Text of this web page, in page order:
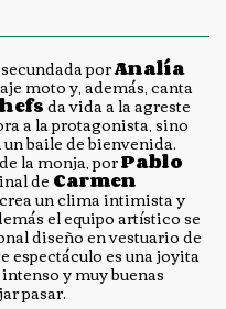
porAnalía
moto y, además, canta
da vida a la agreste
a la protagonista, sino
baile de bienvenida.
la monja, porPablo
deCarmen
un clima intimista y
el equipo artístico se
diseño en vestuario de
espectáculo es una joyita
y muy buenas
pasar.